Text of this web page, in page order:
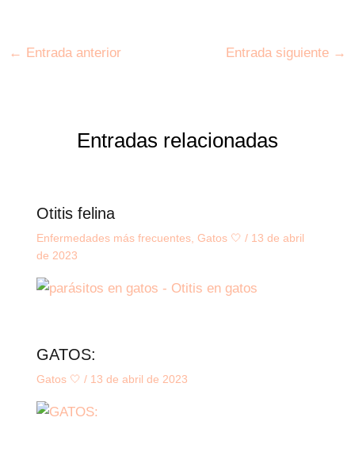
← Entrada anterior Entrada siguiente →
Entradas relacionadas
Otitis felina
Enfermedades más frecuentes, Gatos 🤍 / 13 de abril
de 2023
GATOS:
Gatos 🤍 / 13 de abril de 2023